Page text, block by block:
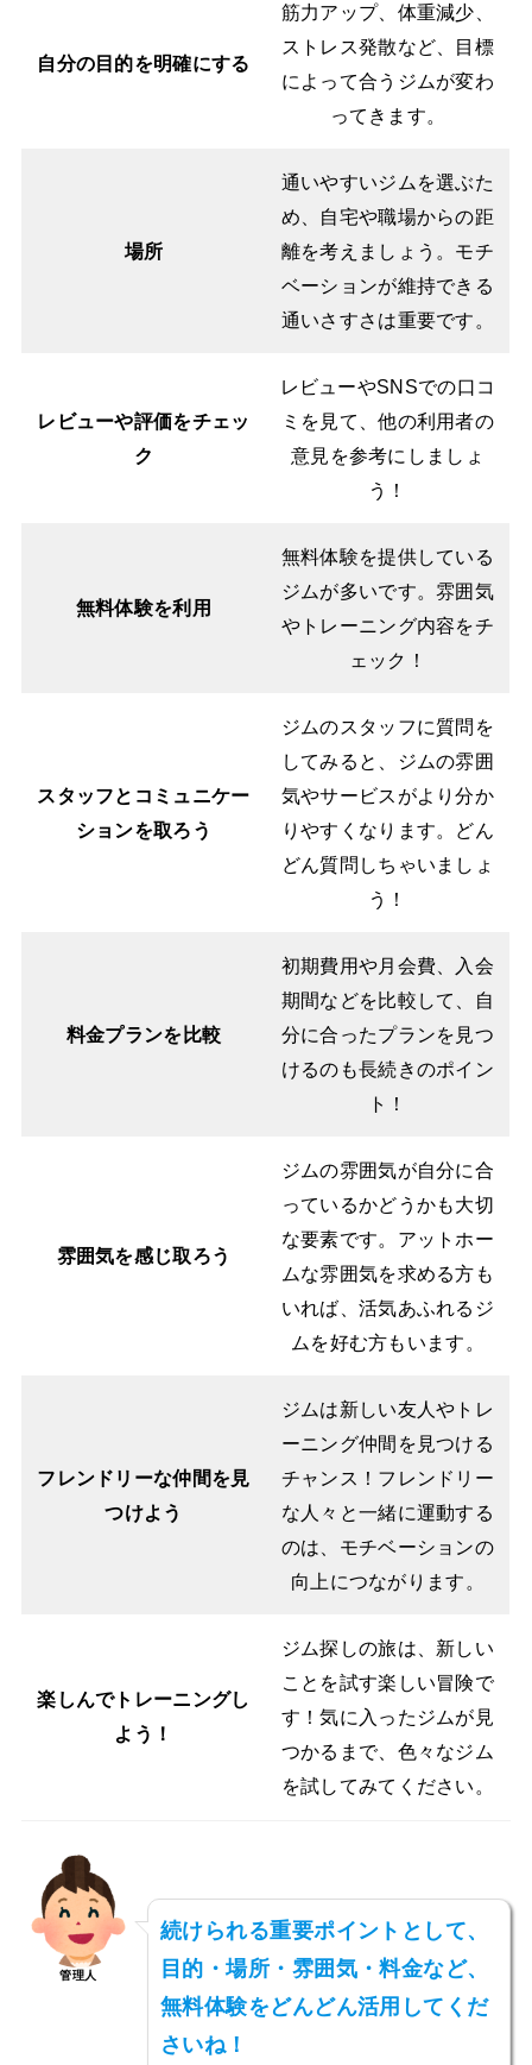
自分の目的を明確にする
筋力アップ、体重減少、
ストレス発散など、目標
によって合うジムが変わ
ってきます。
場所
通いやすいジムを選ぶた
め、自宅や職場からの距
離を考えましょう。モチ
ベーションが維持できる
通いさすさは重要です。
レビューや評価をチェッ
ク
レビューやSNSでの口コ
ミを見て、他の利用者の
意見を参考にしましょ
う！
無料体験を利用
無料体験を提供している
ジムが多いです。雰囲気
やトレーニング内容をチ
ェック！
スタッフとコミュニケー
ションを取ろう
ジムのスタッフに質問を
してみると、ジムの雰囲
気やサービスがより分か
りやすくなります。どん
どん質問しちゃいましょ
う！
料金プランを比較
初期費用や月会費、入会
期間などを比較して、自
分に合ったプランを見つ
けるのも長続きのポイン
ト！
雰囲気を感じ取ろう
ジムの雰囲気が自分に合
っているかどうかも大切
な要素です。アットホー
ムな雰囲気を求める方も
いれば、活気あふれるジ
ムを好む方もいます。
フレンドリーな仲間を見
つけよう
ジムは新しい友人やトレ
ーニング仲間を見つける
チャンス！フレンドリー
な人々と一緒に運動する
のは、モチベーションの
向上につながります。
楽しんでトレーニングし
よう！
ジム探しの旅は、新しい
ことを試す楽しい冒険で
す！気に入ったジムが見
つかるまで、色々なジム
を試してみてください。
管理人
続けられる重要ポイントとして、
目的・場所・雰囲気・料金など、
無料体験をどんどん活用してくだ
さいね！